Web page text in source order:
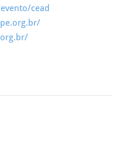
a
cead